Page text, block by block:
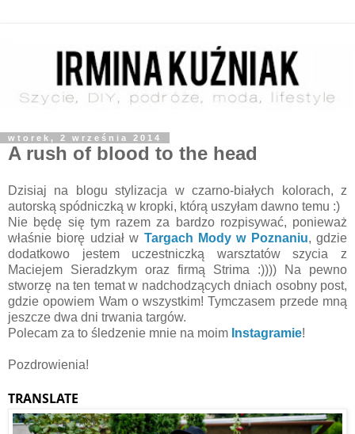
wtorek, 2 września 2014
A rush of blood to the head
Dzisiaj na blogu stylizacja w czarno-białych kolorach, z
autorską spódniczką w kropki, którą uszyłam dawno temu :)
Nie będę się tym razem za bardzo rozpisywać, ponieważ
właśnie biorę udział w Targach Mody w Poznaniu, gdzie
dodatkowo jestem uczestniczką warsztatów szycia z
Maciejem Sieradzkym oraz firmą Strima :)))) Na pewno
stworzę na ten temat w nadchodzących dniach osobny post,
gdzie opowiem Wam o wszystkim! Tymczasem przede mną
jeszcze dwa dni trwania targów.
Polecam za to śledzenie mnie na moim Instagramie!
Pozdrowienia!
TRANSLATE